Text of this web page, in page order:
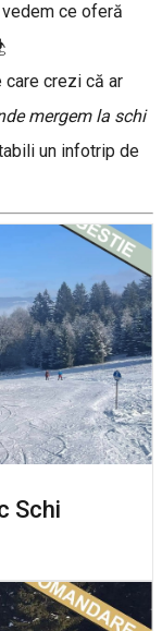
ce oferă
crezi că ar
mergem la schi
un infotrip de
Schi